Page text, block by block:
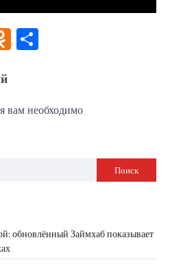
Odnoklassniki
вам необходимо
Поиск
обновлённый Займхаб показывает